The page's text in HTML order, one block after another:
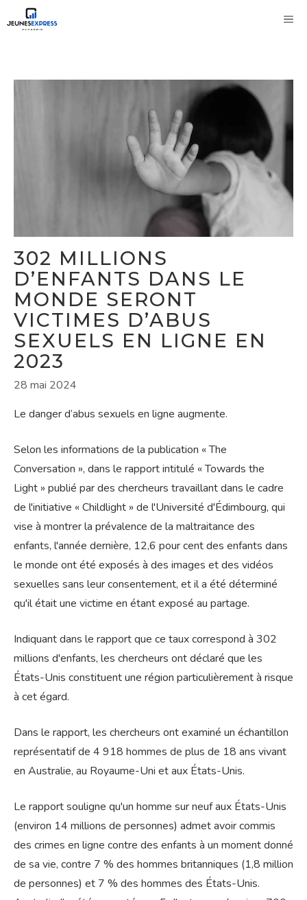
au
302 MILLIONS
D’ENFANTS DANS LE
MONDE SERONT
VICTIMES D’ABUS
SEXUELS EN LIGNE EN
2023
28 mai 2024
Le danger d’abus sexuels en ligne augmente.
Selon les informations de la publication « The
Conversation », dans le rapport intitulé « Towards the
Light » publié par des chercheurs travaillant dans le cadre
de l'initiative « Childlight » de l'Université d'Édimbourg, qui
vise à montrer la prévalence de la maltraitance des
enfants, l'année dernière, 12,6 pour cent des enfants dans
le monde ont été exposés à des images et des vidéos
sexuelles sans leur consentement, et il a été déterminé
qu'il était une victime en étant exposé au partage.
Indiquant dans le rapport que ce taux correspond à 302
millions d'enfants, les chercheurs ont déclaré que les
États-Unis constituent une région particulièrement à risque
à cet égard.
Dans le rapport, les chercheurs ont examiné un échantillon
représentatif de 4 918 hommes de plus de 18 ans vivant
en Australie, au Royaume-Uni et aux États-Unis.
Le rapport souligne qu'un homme sur neuf aux États-Unis
(environ 14 millions de personnes) admet avoir commis
des crimes en ligne contre des enfants à un moment donné
de sa vie, contre 7 % des hommes britanniques (1,8 million
de personnes) et 7 % des hommes des États-Unis.